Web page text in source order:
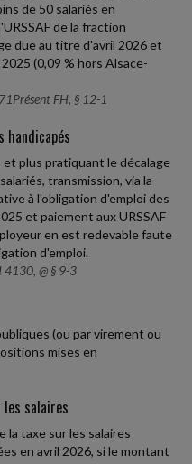
de 50 salariés en
de la fraction
due au titre d'avril 2026 et
(0,09 % hors Alsace-
FH, § 12-1
handicapés
et plus pratiquant le décalage
transmission, via la
à l'obligation d'emploi des
et paiement aux URSSAF
en est redevable faute
d'emploi.
@ § 9-3
(ou par virement ou
mises en
salaires
taxe sur les salaires
en avril 2026, si le montant